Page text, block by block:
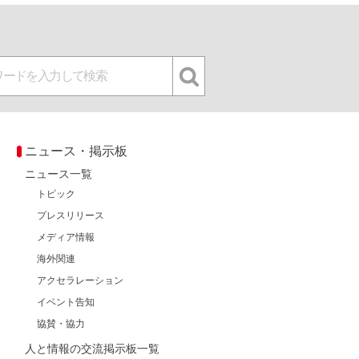
ニュース・掲示板
ニュース一覧
トピック
プレスリリース
メディア情報
海外関連
アクセラレーション
イベント告知
協賛・協力
人と情報の交流掲示板一覧